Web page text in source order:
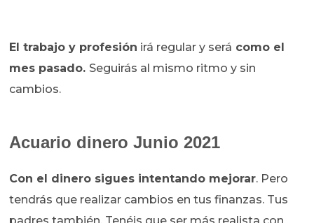
El trabajo y profesión irá regular y será como el
mes pasado. Seguirás al mismo ritmo y sin
cambios.
Acuario dinero Junio 2021
Con el dinero sigues intentando mejorar. Pero
tendrás que realizar cambios en tus finanzas. Tus